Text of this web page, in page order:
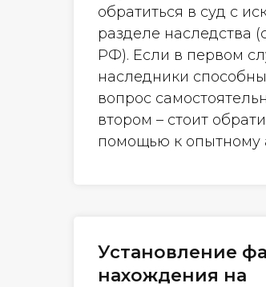
обратиться в суд с
разделе наследства
РФ). Если в первом
наследники
вопрос
втором – стоит
помощью к опытному
Установление
нахождения на